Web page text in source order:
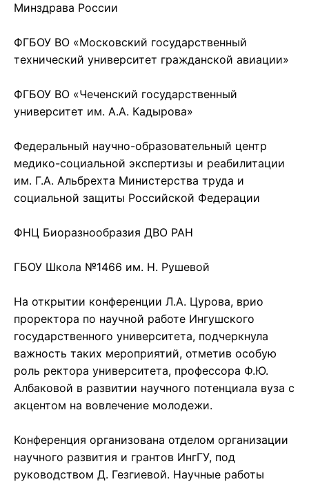
Минздрава России
ФГБОУ ВО «Московский государственный
технический университет гражданской авиации»
ФГБОУ ВО «Чеченский государственный
университет им. А.А. Кадырова»
Федеральный научно-образовательный центр
медико-социальной экспертизы и реабилитации
им. Г.А. Альбрехта Министерства труда и
социальной защиты Российской Федерации
ФНЦ Биоразнообразия ДВО РАН
ГБОУ Школа №1466 им. Н. Рушевой
️На открытии конференции Л.А. Цурова, врио
проректора по научной работе Ингушского
государственного университета, подчеркнула
важность таких мероприятий, отметив особую
роль ректора университета, профессора Ф.Ю.
Албаковой в развитии научного потенциала вуза с
акцентом на вовлечение молодежи.
Конференция организована отделом организации
научного развития и грантов ИнгГУ, под
руководством Д. Гезгиевой. Научные работы